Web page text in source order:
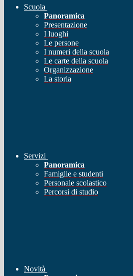
Scuola
Panoramica
Presentazione
I luoghi
Le persone
I numeri della scuola
Le carte della scuola
Organizzazione
La storia
Servizi
Panoramica
Famiglie e studenti
Personale scolastico
Percorsi di studio
Novità